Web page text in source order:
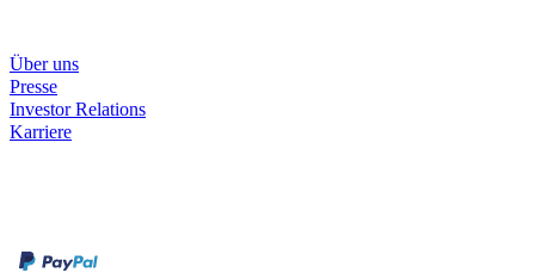
Über uns
Presse
Investor Relations
Karriere